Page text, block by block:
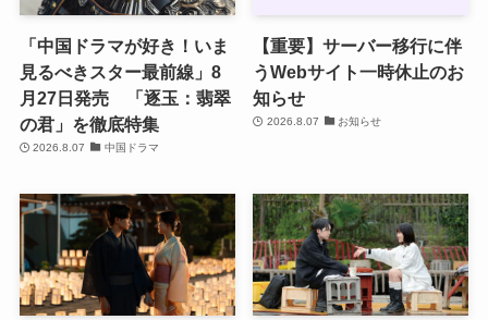
「中国ドラマが好き！いま
見るべきスター最前線」8
月27日発売 「逐玉：翡翠
の君」を徹底特集
2026.8.07 中国ドラマ
【重要】サーバー移行に伴
うWebサイト一時休止のお
知らせ
2026.8.07 お知らせ